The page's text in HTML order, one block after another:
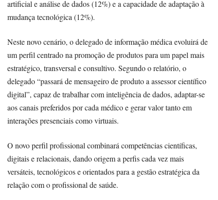
artificial e análise de dados (12%) e a capacidade de adaptação à
mudança tecnológica (12%).
Neste novo cenário, o delegado de informação médica evoluirá de
um perfil centrado na promoção de produtos para um papel mais
estratégico, transversal e consultivo. Segundo o relatório, o
delegado “passará de mensageiro de produto a assessor científico
digital”, capaz de trabalhar com inteligência de dados, adaptar-se
aos canais preferidos por cada médico e gerar valor tanto em
interações presenciais como virtuais.
O novo perfil profissional combinará competências científicas,
digitais e relacionais, dando origem a perfis cada vez mais
versáteis, tecnológicos e orientados para a gestão estratégica da
relação com o profissional de saúde.